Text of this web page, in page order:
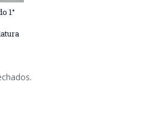
1°